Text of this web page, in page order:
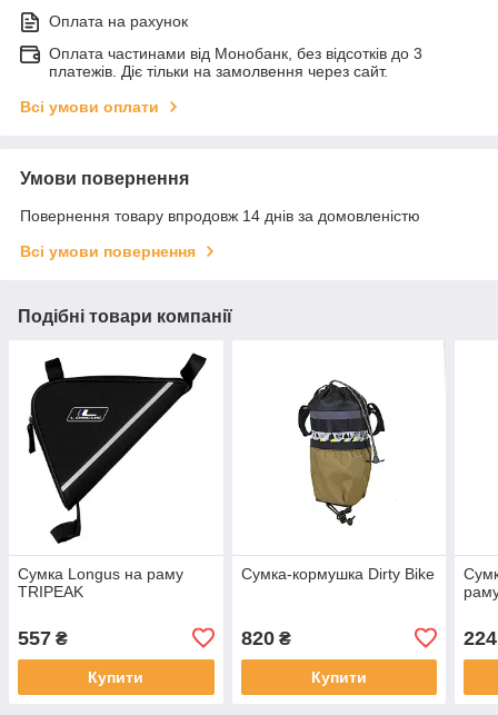
Оплата на рахунок
Оплата частинами від Монобанк, без відсотків до 3
платежів. Діє тільки на замолвення через сайт.
Всі умови оплати
Умови повернення
Повернення товару впродовж 14 днів за домовленістю
Всі умови повернення
Подібні товари компанії
Сумка Longus на раму
TRIPEAK
557 ₴
Купити
Сумка-кормушка Dirty Bike
820₴
Купити
224